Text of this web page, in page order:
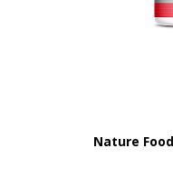
Nature